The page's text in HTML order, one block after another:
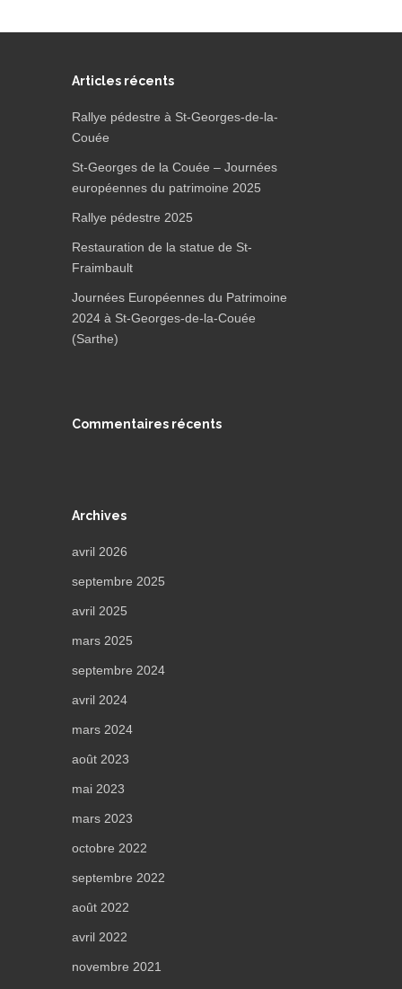
Articles récents
Rallye pédestre à St-Georges-de-la-
Couée
St-Georges de la Couée – Journées
européennes du patrimoine 2025
Rallye pédestre 2025
Restauration de la statue de St-
Fraimbault
Journées Européennes du Patrimoine
2024 à St-Georges-de-la-Couée
(Sarthe)
Commentaires récents
Archives
avril 2026
septembre 2025
avril 2025
mars 2025
septembre 2024
avril 2024
mars 2024
août 2023
mai 2023
mars 2023
octobre 2022
septembre 2022
août 2022
avril 2022
novembre 2021